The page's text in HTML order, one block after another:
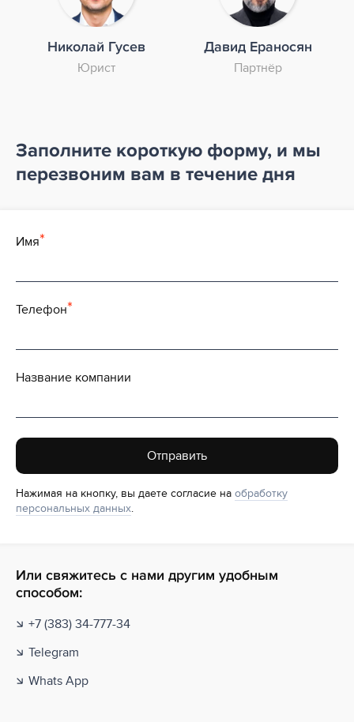
Николай Гусев
Юрист
Давид Ераносян
Партнёр
Заполните короткую форму, и мы
перезвоним вам в течение дня
Имя
Телефон
Название компании
Отправить
Нажимая на кнопку, вы даете согласие на обработку
персональных данных.
Или свяжитесь с нами другим удобным
способом:
+7 (383) 34-777-34
Telegram
Whats App